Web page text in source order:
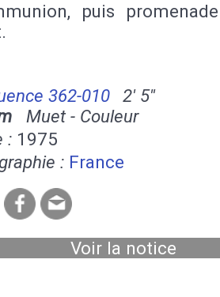
puis
362-010
2' 5''
Muet - Couleur
: 1975
: France
Voir la notice